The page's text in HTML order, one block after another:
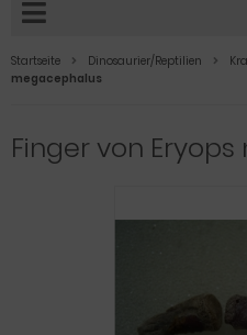
Startseite Dinosaurier/Reptilien
megacephalus
Finger von